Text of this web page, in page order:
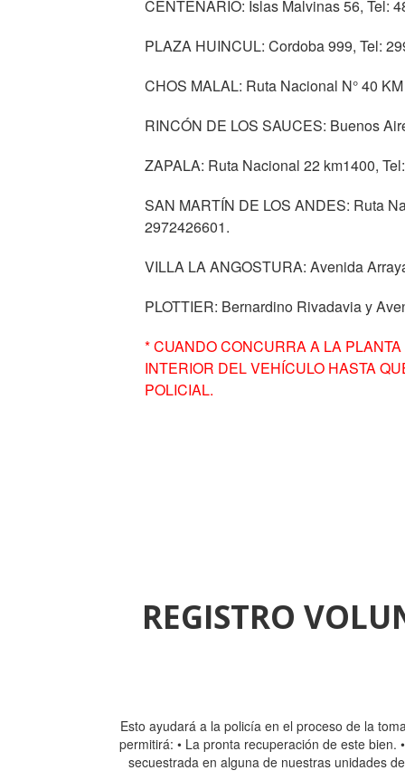
CENTENARIO: Islas Malvinas 56, Tel:
PLAZA HUINCUL: Cordoba 999, Tel:
CHOS MALAL: Ruta Nacional N° 40
RINCÓN DE LOS SAUCES: Buenos
ZAPALA: Ruta Nacional 22 km1400,
SAN MARTÍN DE LOS ANDES: Ruta
2972426601.
VILLA LA ANGOSTURA: Avenida
PLOTTIER: Bernardino Rivadavia y
* CUANDO CONCURRA A LA
INTERIOR DEL VEHÍCULO HASTA
POLICIAL.
REGISTRO
Esto ayudará a la policía en el proceso de la
permitirá: • La pronta recuperación de este
secuestrada en alguna de nuestras unidades